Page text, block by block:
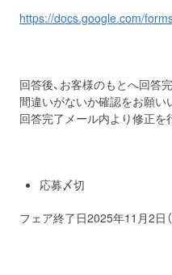
https://docs.google.com/
回答後、お客様のもとへ回答
間違いがないか確認をお願い
回答完了メール内より修正を
応募〆切
フェア終了日2025年11月2日